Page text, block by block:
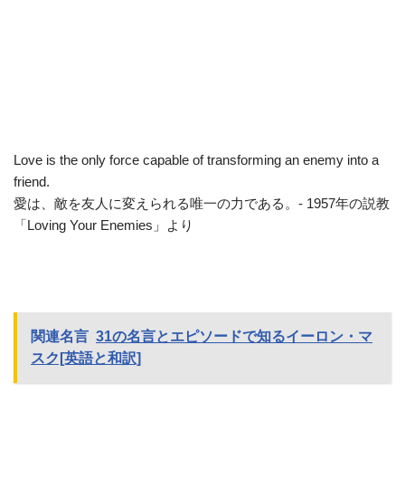
Love is the only force capable of transforming an enemy into a
friend.
愛は、敵を友人に変えられる唯一の力である。- 1957年の説教
「Loving Your Enemies」より
関連名言 31の名言とエピソードで知るイーロン・マ
スク[英語と和訳]